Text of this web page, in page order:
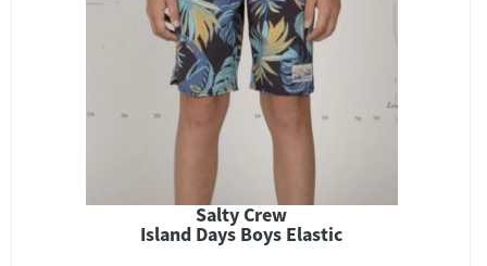
Salty Crew
Island Days Boys Elastic